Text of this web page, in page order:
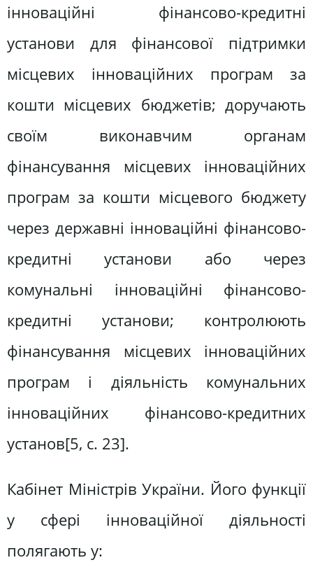
інноваційні фінансово-кредитні
установи для фінансової підтримки
місцевих інноваційних програм за
кошти місцевих бюджетів; доручають
своїм виконавчим органам
фінансування місцевих інноваційних
програм за кошти місцевого бюджету
через державні інноваційні фінансово-
кредитні установи або через
комунальні інноваційні фінансово-
кредитні установи; контролюють
фінансування місцевих інноваційних
програм і діяльність комунальних
інноваційних фінансово-кредитних
установ[5, c. 23].
Кабінет Міністрів України. Його функції
у сфері інноваційної діяльності
полягають у: